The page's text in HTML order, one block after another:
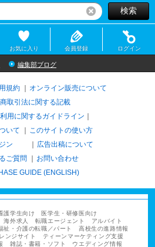
リセット検索
お気に入り 会員登録 ログイン
編集部ブログ
規約
オンライン販売について
取引法に関する記載
用に関するガイドライン
いて
このサイトの使い方
ン
広告出稿について
ご質問
お問い合わせ
GUIDE (ENGLISH)
護学生向け
医学生・研修医向け
海外求人 転職エージェント
アルバイト
祉・介護の転職／パート
高校生の進路情報
ンジサイト
ティーンマーケティング支援
雑誌・書籍・ソフト ウエディング情報